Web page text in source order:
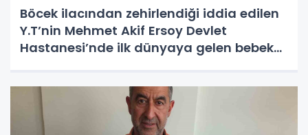
Böcek ilacından zehirlendiği iddia edilen
Y.T’nin Mehmet Akif Ersoy Devlet
Hastanesi’nde ilk dünyaya gelen bebek